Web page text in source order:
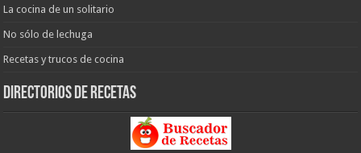
La cocina de un solitario
No sólo de lechuga
Recetas y trucos de cocina
Directorios de recetas